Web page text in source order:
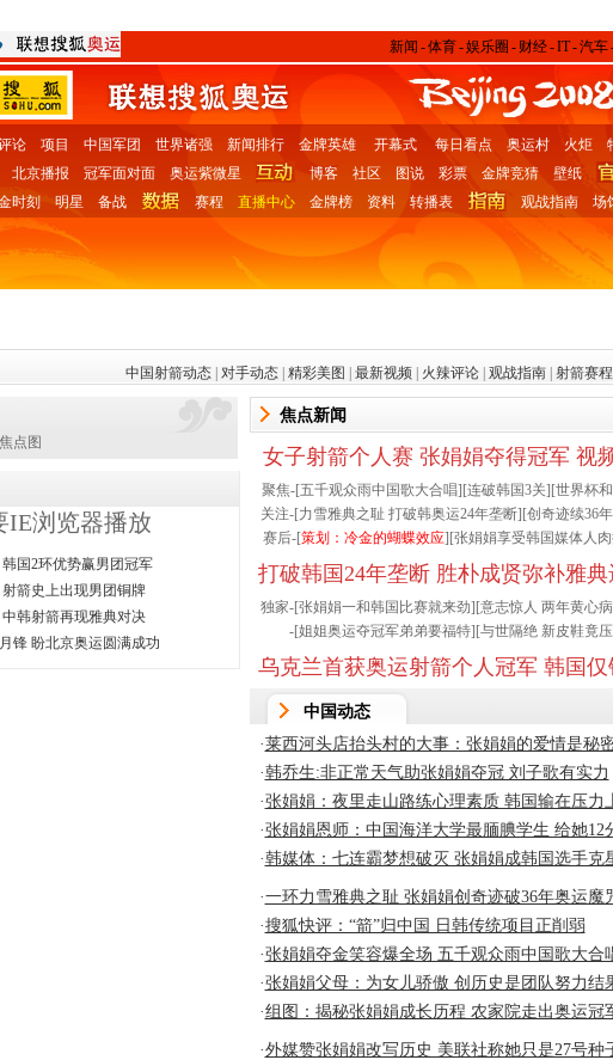
新闻 -体育-娱乐圈 - 财经-IT-汽车
论 项目 中国军团 世界诸强 新闻排行 金牌英雄 开幕式 每日看点 奥运村 火炬
北京播报 冠军面对面 奥运紫微星 博客 社区 图说 彩票 金牌竞猜 壁纸
时刻 明星 备战 赛程 直播中心 金牌榜 资料 转播表 观战指南 场
中国射箭动态 对手动态 精彩美图 最新视频 火辣评论 观战指南 射箭赛程
焦点图
IE浏览器播放
国2环优势赢男团冠军
箭史上出现男团铜牌
韩射箭再现雅典对决
锋 盼北京奥运圆满成功
焦点新闻
女子射箭个人赛 张娟娟夺得冠军 视
聚焦-[五千观众雨中国歌大合唱][连破韩国3关][世界杯
关注-[力雪雅典之耻 打破韩奥运24年垄断][创奇迹续36
赛后-[策划：冷金的蝴蝶效应][张娟娟享受韩国媒体人
打破韩国24年垄断 胜朴成贤弥补雅典
独家-[张娟娟一和韩国比赛就来劲][意志惊人 两年黄心
-[姐姐奥运夺冠军弟弟要福特][与世隔绝 新皮鞋竟
乌克兰首获奥运射箭个人冠军 韩国仅
中国动态
·莱西河头店抬头村的大事：张娟娟的爱情是秘
·韩乔生:非正常天气助张娟娟夺冠 刘子歌有实力
·张娟娟：夜里走山路练心理素质 韩国输在压力
·张娟娟恩师：中国海洋大学最腼腆学生 给她12
·韩媒体：七连霸梦想破灭 张娟娟成韩国选手克
·一环力雪雅典之耻 张娟娟创奇迹破36年奥运魔
·搜狐快评：“箭”归中国 日韩传统项目正削弱
·张娟娟夺金笑容爆全场 五千观众雨中国歌大合
·张娟娟父母：为女儿骄傲 创历史是团队努力结
·组图：揭秘张娟娟成长历程 农家院走出奥运冠
·外媒赞张娟娟改写历史 美联社称她只是27号种